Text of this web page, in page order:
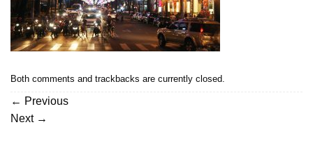
Both comments and trackbacks are currently closed.
← Previous
Next →